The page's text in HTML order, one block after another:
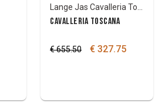
CAVALLERIA TOSCANA
€ 655.50 € 327.75